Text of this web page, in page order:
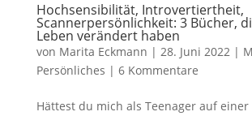
Hochsensibilität, Introvertiertheit,
Scannerpersönlichkeit: 3 Bücher,
Leben verändert haben
von Marita Eckmann | 28. Juni 2022|
Persönliches | 6 Kommentare
Hättest du mich als Teenager auf einer